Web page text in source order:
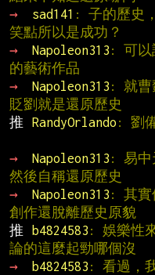
→
sad141 : 子的歷史
笑點所以是成功？
→
Napoleon313 : 可以
的藝術作品
→
Napoleon313 : 就曹
貶劉就是還原歷史
推
RandyOrlando : 劉
→
Napoleon313 : 易中
然後自稱還原歷史
→
Napoleon313 : 其實
創作還脫離歷史原貌
推
b4824583 : 娛樂性
論的這麼起勁哪個沒
→
b4824583 : 看過，